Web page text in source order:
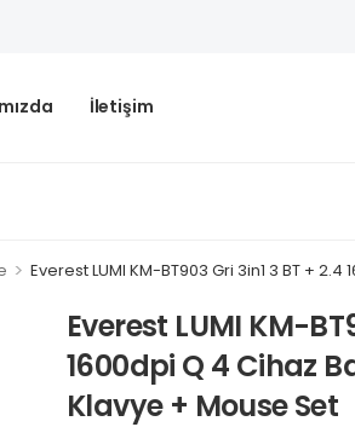
İletişim
> Everest LUMI KM-BT903 Gri 3in1 3 BT +
Everest LUMI KM-
1600dpi Q 4 Cihaz
Klavye + Mouse Set